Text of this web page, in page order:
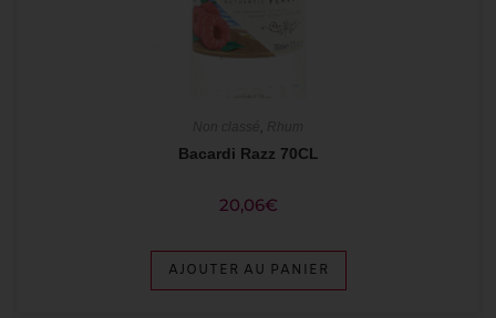
Bacardi Razz 70CL
20,06€
AJOUTER AU PANIER